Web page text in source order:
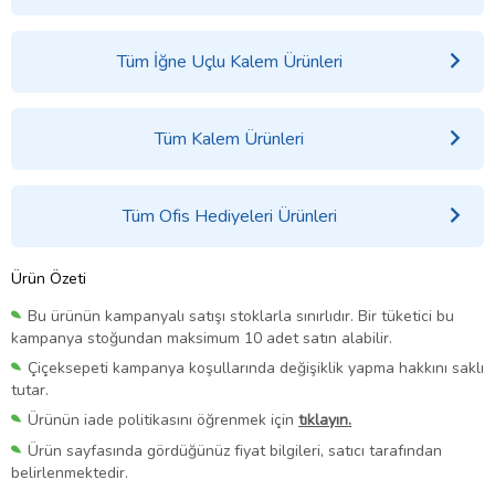
Tüm İğne Uçlu Kalem Ürünleri
Tüm Kalem Ürünleri
Tüm Ofis Hediyeleri Ürünleri
Ürün Özeti
Bu ürünün kampanyalı satışı stoklarla sınırlıdır. Bir tüketici bu
kampanya stoğundan maksimum 10 adet satın alabilir.
Çiçeksepeti kampanya koşullarında değişiklik yapma hakkını saklı
tutar.
Ürünün iade politikasını öğrenmek için tıklayın.
Ürün sayfasında gördüğünüz fiyat bilgileri, satıcı tarafından
belirlenmektedir.